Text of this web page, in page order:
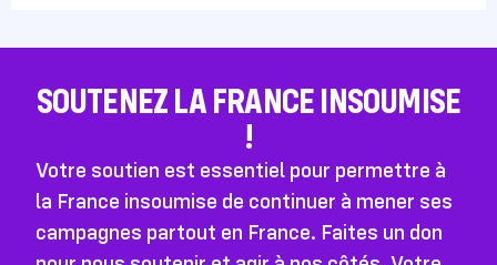
SOUTENEZ LA FRANCE INSOUMISE
!
Votre soutien est essentiel pour permettre à
la France insoumise de continuer à mener ses
campagnes partout en France. Faites un don